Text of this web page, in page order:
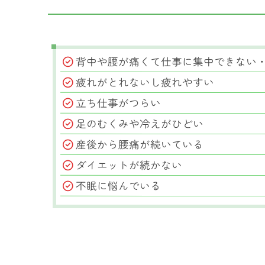
背中や腰が痛くて仕事に集中できない
疲れがとれないし疲れやすい
立ち仕事がつらい
足のむくみや冷えがひどい
産後から腰痛が続いている
ダイエットが続かない
不眠に悩んでいる